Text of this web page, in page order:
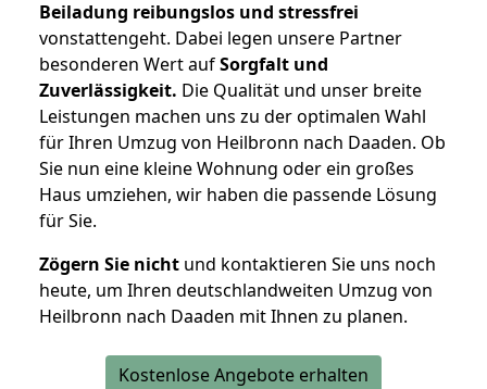
Beiladung reibungslos und stressfrei
vonstattengeht. Dabei legen unsere Partner
besonderen Wert aufSorgfalt und
Zuverlässigkeit. Die Qualität und unser breite
Leistungen machen uns zu der optimalen Wahl
für Ihren Umzug von Heilbronn nach Daaden. Ob
Sie nun eine kleine Wohnung oder ein großes
Haus umziehen, wir haben die passende Lösung
für Sie.
Zögern Sie nicht und kontaktieren Sie uns noch
heute, um Ihren deutschlandweiten Umzug von
Heilbronn nach Daaden mit Ihnen zu planen.
Kostenlose Angebote erhalten